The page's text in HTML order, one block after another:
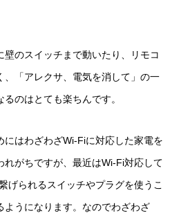
壁のスイッチまで動いたり、リモコ
、「アレクサ、電気を消して」の一
のはとても楽ちんです。
にはわざわざWi-Fiに対応した家電を
れがちですが、最近はWi-Fi対応して
げられるスイッチやプラグを使うこ
ようになります。なのでわざわざ